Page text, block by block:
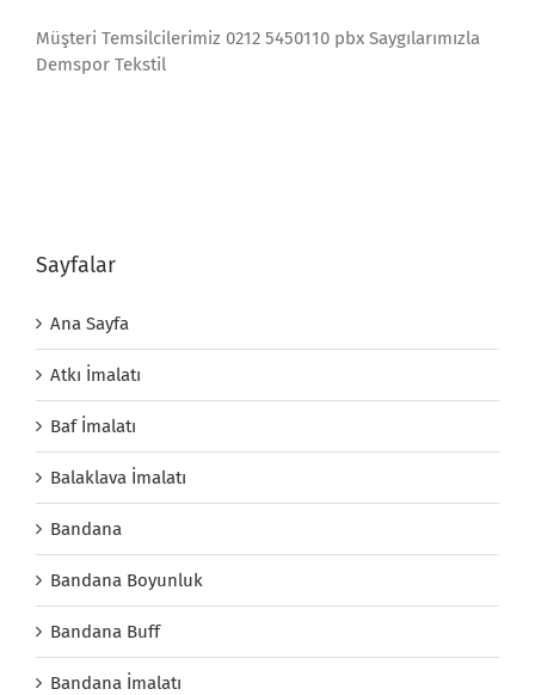
Müşteri Temsilcilerimiz 0212 5450110 pbx Saygılarımızla
Demspor Tekstil
Sayfalar
Ana Sayfa
Atkı İmalatı
Baf İmalatı
Balaklava İmalatı
Bandana
Bandana Boyunluk
Bandana Buff
Bandana İmalatı